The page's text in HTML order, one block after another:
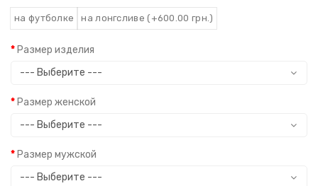
на футболке на лонгсливе (+600.00 грн.)
Размер изделия
Размер женской
Размер мужской